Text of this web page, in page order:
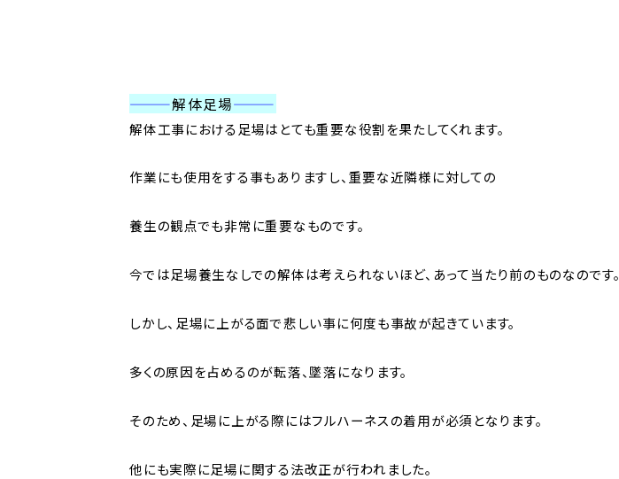
———解体足場———
解体工事における足場はとても重要な役割を果たしてくれます。
作業にも使用をする事もありますし、重要な近隣様に対しての
養生の観点でも非常に重要なものです。
今では足場養生なしでの解体は考えられないほど、あって当たり前のものなのです。
しかし、足場に上がる面で悲しい事に何度も事故が起きています。
多くの原因を占めるのが転落、墜落になります。
そのため、足場に上がる際にはフルハーネスの着用が必須となります。
他にも実際に足場に関する法改正が行われました。